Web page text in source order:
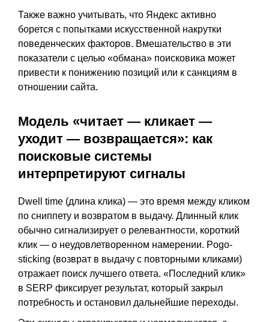
Также важно учитывать, что Яндекс активно
борется с попытками искусственной накрутки
поведенческих факторов. Вмешательство в эти
показатели с целью «обмана» поисковика может
привести к понижению позиций или к санкциям в
отношении сайта.
Модель «читает — кликает —
уходит — возвращается»: как
поисковые системы
интерпретируют сигналы
Dwell time (длина клика) — это время между кликом
по сниппету и возвратом в выдачу. Длинный клик
обычно сигнализирует о релевантности, короткий
клик — о неудовлетворенном намерении. Pogo-
sticking (возврат в выдачу с повторными кликами)
отражает поиск лучшего ответа. «Последний клик»
в SERP фиксирует результат, который закрыл
потребность и остановил дальнейшие переходы.